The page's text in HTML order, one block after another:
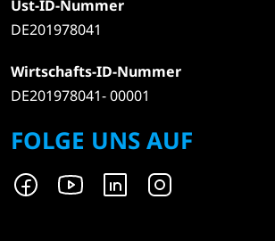
Ust-ID-Nummer
DE201978041
Wirtschafts-ID-Nummer
DE201978041- 00001
FOLGE UNS AUF